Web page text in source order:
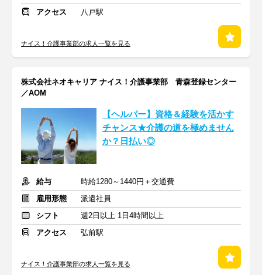
アクセス
八戸駅
ナイス！介護事業部の求人一覧を見る
株式会社ネオキャリア ナイス！介護事業部 青森登録センター
／AOM
【ヘルパー】資格＆経験を活かす
チャンス★介護の道を極めません
か？日払い◎
給与
時給1280～1440円＋交通費
雇用形態
派遣社員
シフト
週2日以上 1日4時間以上
アクセス
弘前駅
ナイス！介護事業部の求人一覧を見る